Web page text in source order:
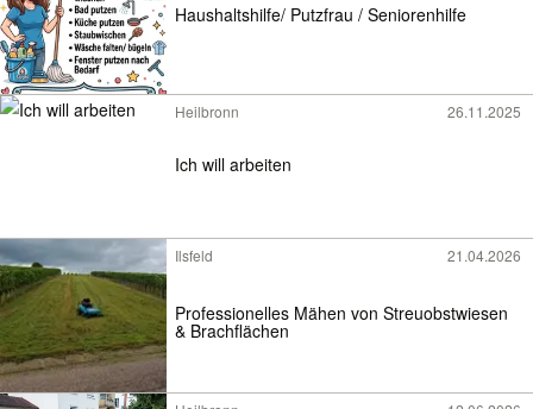
Haushaltshilfe/ Putzfrau / Seniorenhilfe
Heilbronn 26.11.2025
Ich will arbeiten
Ilsfeld 21.04.2026
Professionelles Mähen von Streuobstwiesen
& Brachflächen